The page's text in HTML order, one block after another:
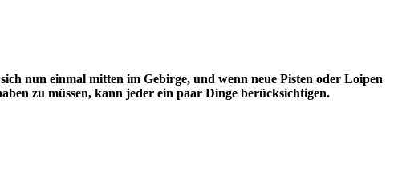
nun einmal mitten im Gebirge, und wenn neue Pisten oder Loipen
zu müssen, kann jeder ein paar Dinge berücksichtigen.